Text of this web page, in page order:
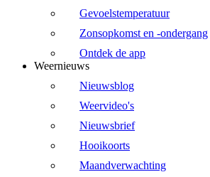
Gevoelstemperatuur
Zonsopkomst en -ondergang
Ontdek de app
Weernieuws
Nieuwsblog
Weervideo's
Nieuwsbrief
Hooikoorts
Maandverwachting